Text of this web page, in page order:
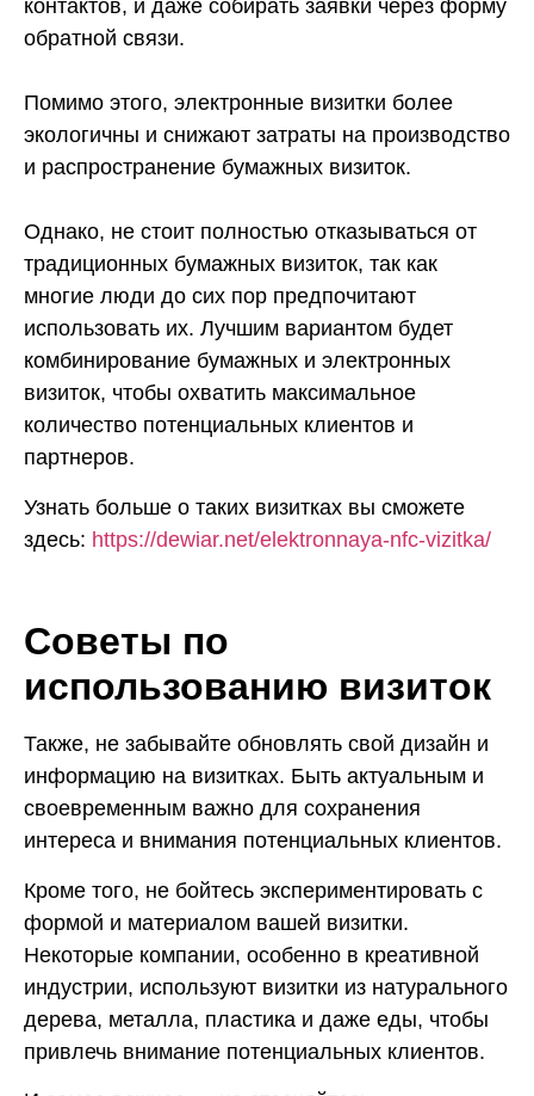
контактов, и даже собирать заявки через форму
обратной связи.
Помимо этого, электронные визитки более
экологичны и снижают затраты на производство
и распространение бумажных визиток.
Однако, не стоит полностью отказываться от
традиционных бумажных визиток, так как
многие люди до сих пор предпочитают
использовать их. Лучшим вариантом будет
комбинирование бумажных и электронных
визиток, чтобы охватить максимальное
количество потенциальных клиентов и
партнеров.
Узнать больше о таких визитках вы сможете
здесь: https://dewiar.net/elektronnaya-nfc-vizitka/
Советы по
использованию визиток
Также, не забывайте обновлять свой дизайн и
информацию на визитках. Быть актуальным и
своевременным важно для сохранения
интереса и внимания потенциальных клиентов.
Кроме того, не бойтесь экспериментировать с
формой и материалом вашей визитки.
Некоторые компании, особенно в креативной
индустрии, используют визитки из натурального
дерева, металла, пластика и даже еды, чтобы
привлечь внимание потенциальных клиентов.